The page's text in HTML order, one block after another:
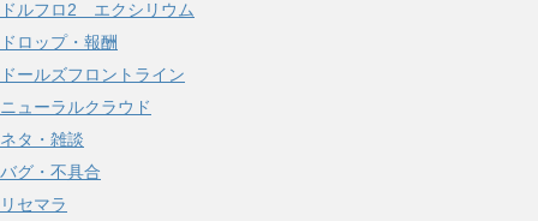
ドルフロ2 エクシリウム
ドロップ・報酬
ドールズフロントライン
ニューラルクラウド
ネタ・雑談
バグ・不具合
リセマラ